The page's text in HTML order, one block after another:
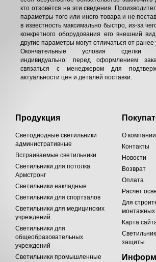
кто отзовётся на эти сведения.
параметры того или иного товара и не
в известность максимально быстро, из-за
конкретного оборудования его внешний
другие параметры могут отличаться от ранее
Окончательные условия сделки
индивидуально: перед оформлением
связаться с менеджером для
актуальности цен и деталей поставки.
Продукция
Светодиодные светильники
административные
Встраиваемые светильники
Светильники для потолка
Армстронг
Светильники накладные
Светильники для спортзалов
Светильники для медицинских
учреждений
Светильники для
общеобразовательных
учреждений
Светильники промышленные
О компании
Контакты
Новости
Возврат
Оплата
Расчет
Для
монтажных
Карта
защиты